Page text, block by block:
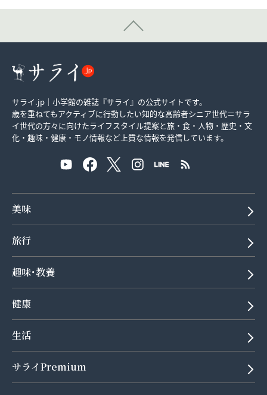
サライ.jp｜小学館の雑誌『サライ』の公式サイトです。
歳を重ねてもアクティブに行動したい知的な高齢者シニア世代＝サラ
イ世代の方々に向けたライフスタイル提案と旅・食・人物・歴史・文
化・趣味・健康・モノ情報など上質な情報を発信しています。
美味
旅行
趣味･教養
健康
生活
サライPremium